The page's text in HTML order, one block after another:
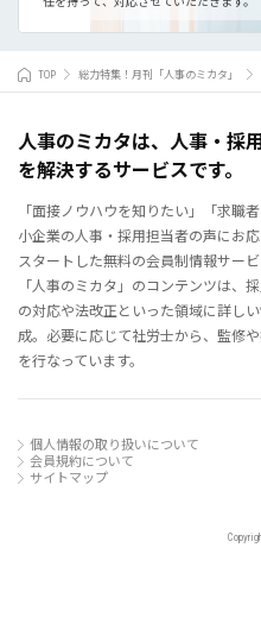
TOP 総力特集！月刊「人事のミカタ」
人事のミカタは、人事・採
を解決するサービスです。
「面接ノウハウを知りたい」「求職
小企業の人事・採用担当者の声にお
スタートした無料の会員制情報サービ
「人事のミカタ」のコンテンツは、
の対応や法改正といった領域に詳し
成。必要に応じて社労士から、監修
を行なっています。
個人情報の取り扱いについて
会員規約について
サイトマップ